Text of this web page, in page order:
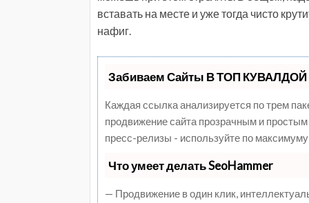
вставать на месте и уже тогда чисто
нафиг.
Забиваем Сайты В ТОП КУВАЛДОЙ
Каждая ссылка анализируется по трем
продвижение сайта прозрачным и
пресс-релизы - используйте по
Что умеет делать SeoHammer
— Продвижение в один клик,